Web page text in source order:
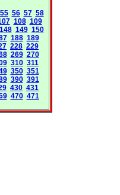
55 56 57 58
108 109
148 149 150
188 189
228 229
269 270
310 311
350 351
390 391
430 431
470 471